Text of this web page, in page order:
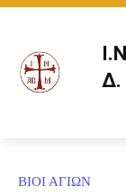
Δ.
ΒΙΟΙ ΑΓΙΩΝ